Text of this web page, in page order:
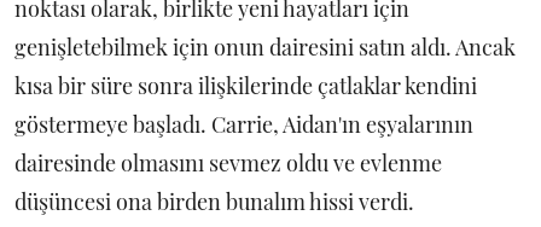
noktası olarak, birlikte yeni hayatları için
genişletebilmek için onun dairesini satın aldı. Ancak
kısa bir süre sonra ilişkilerinde çatlaklar kendini
göstermeye başladı. Carrie, Aidan'ın eşyalarının
dairesinde olmasını sevmez oldu ve evlenme
düşüncesi ona birden bunalım hissi verdi.